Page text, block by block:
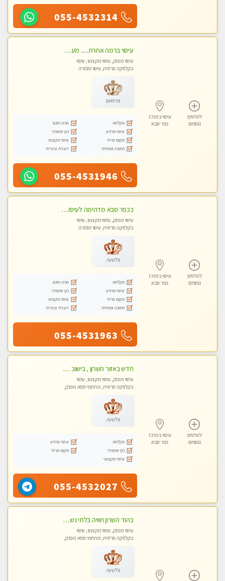
055-4532314
לפרטים
נוספים
עיסוי במרכז
כפר סבא
עיסוי ברמה אחרת.... מעסה מושלמת לעיסוי מושלם!!
עיסוי מפנק, עיסוי מקצועי, עיסוי
בקלניקה פרטית, עיסוי טנטרה
פרימיום
מקלחת
חניה חינם
עיסוי מרגיע
נקי ומסודר
מקום פרטי
עיסוי מקצועי
תמונה אמיתית
דוברת עיברית
055-4531946
לפרטים
נוספים
עיסוי במרכז
כפר סבא
בכפר סבא מדהימה לעיסוי איכותי במקום מהמם!
עיסוי מפנק, עיסוי מקצועי, עיסוי
בקלניקה פרטית, עיסוי טנטרה
פלטינה
מקלחת
חניה חינם
עיסוי מרגיע
נקי ומסודר
מקום פרטי
עיסוי מקצועי
תמונה אמיתית
דוברת עיברית
055-4531963
לפרטים
נוספים
עיסוי במרכז
כפר סבא
חדש באזור השרון , בישוב ניצני עוז ! נבחרת מטפלות ומטפלים -טלגרם @e_itan
עיסוי מפנק, עיסוי מקצועי, עיסוי
בקלניקה פרטית, מתחמי ספא מפנק,
פלטינה
מקלחת
עיסוי מרגיע
נקי ומסודר
מקום פרטי
עיסוי מקצועי
055-4532027
בהוד השרון חוויה בלתי נשכחת ומפנקת במיוחד
עיסוי מפנק, עיסוי מקצועי, עיסוי
בקלניקה פרטית, מתחמי ספא מפנק,
פלטינה